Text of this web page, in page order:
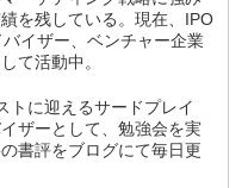
を残している。現在、IPO
イザー、ベンチャー企業
て活動中。
トに迎えるサードプレイ
ザーとして、勉強会を実
書評をブログにて毎日更